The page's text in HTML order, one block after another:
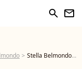
search newsletter
Stella Belmondo sublime à Ibiza, ses photos de vacances font craquer son oncle Alain Belmondo